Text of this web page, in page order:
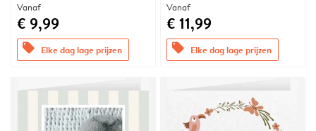
Vanaf
€ 9,99
offers Elke dag lage prijzen
Vanaf
€ 11,99
offers Elke dag lage prijzen